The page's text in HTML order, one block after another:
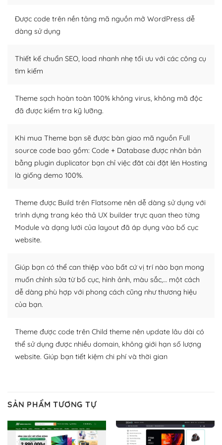
Nếu bạn có các kỹ thuật cơ bản với một theme được
thiết kế tốt, bạn có thể tự sửa đổi. Nếu không bạn có thể
Dễ dàng tùy chỉnh trên WordPress
WordPress là nơi lưu trữ cho một diễn đàn cộng đồng
khổng lồ được kiểm duyệt bởi các nhân viên và những
Nếu bạn gặp khó khăn, bạn có thể lên mạng và tìm
kiếm những cộng đồng WordPress, họ sẽ giúp bạn trả
lời, giải đáp vấn đề của bạn.
– Đa dạng plugin và themes
Plugin mở rộng là thành phần cài đặt thêm vào
WordPress để tăng thêm các tính năng cần thiết. Có
Nhờ lượng người dùng đông đảo, thư viện themes và
plugin của WordPress rất phong phú. Bạn có thể thỏa
thích chọn lựa plugin và themes phù hợp cho mục đích
WordPress đa dạng plugin và themes
– Dễ sử dụng
toàn bộ web.
Và bạn có toàn quyền tự do khi quyết định nơi lưu trữ
trang web WordPress của bạn.
Được code trên nền tảng mã nguồn mở WordPress dễ
dàng sử dụng
Thiết kế chuẩn SEO, load nhanh nhẹ tối ưu với các công cụ
tìm kiếm
Theme sạch hoàn toàn 100% không virus, không mã độc
đã được kiểm tra kỹ lưỡng.
Khi mua Theme bạn sẽ được bàn giao mã nguồn Full
source code bao gồm: Code + Database được nhân bản
bằng plugin duplicator bạn chỉ việc đăt cài đặt lên Hosting
là giống demo 100%.
Theme được Build trên Flatsome nên dễ dàng sử dụng với
trình dựng trang kéo thả UX builder trực quan theo từng
Module và dạng lưới của layout đã áp dụng vào bố cục
website.
Giúp bạn có thể can thiệp vào bất cứ vị trí nào bạn mong
muốn chỉnh sửa từ bố cục, hình ảnh, màu sắc,… một cách
dễ dàng phù hợp với phong cách cũng như thương hiệu
của bạn.
Theme được code trên Child theme nên update lâu dài có
thể sử dụng được nhiều domain, không giới hạn số lượng
website. Giúp bạn tiết kiệm chi phí và thời gian
SẢN PHẨM TƯƠNG TỰ